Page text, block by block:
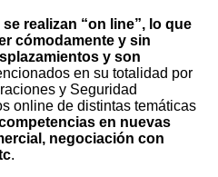
realizan “on line”, lo que
cómodamente y sin
y son
en su totalidad por
y Seguridad
online de distintas temáticas
en nuevas
negociación con
.